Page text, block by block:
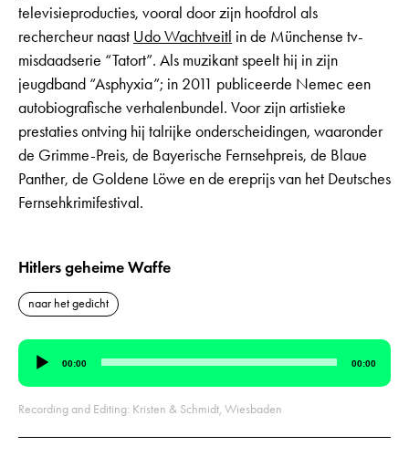
televisieproducties, vooral door zijn hoofdrol als
rechercheur naast Udo Wachtveitl in de Münchense tv-
misdaadserie “Tatort”. Als muzikant speelt hij in zijn
jeugdband “Asphyxia”; in 2011 publiceerde Nemec een
autobiografische verhalenbundel. Voor zijn artistieke
prestaties ontving hij talrijke onderscheidingen, waaronder
de Grimme-Preis, de Bayerische Fernsehpreis, de Blaue
Panther, de Goldene Löwe en de ereprijs van het Deutsches
Fernsehkrimifestival.
Hitlers geheime Waffe
naar het gedicht
Audiospeler
00:00 00:00
Recording and Editing: Kristen & Schmidt, Wiesbaden